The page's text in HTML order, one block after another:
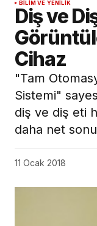
BILIM VE YENILIK
Diş ve
Cihaz
"Tam
Sistemi"
diş ve diş eti
daha net
11 Ocak 2018